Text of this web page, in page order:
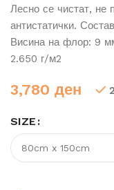
Лесно се чистат, не
антистатички.
Висина на флор: 9
2.650 г/м2
3,780 ден
SIZE